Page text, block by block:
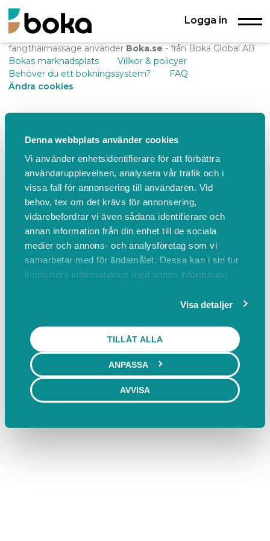
Denna webbplats använder cookies
Vi använder enhetsidentifierare för att förbättra
användarupplevelsen, analysera vår trafik och i
vissa fall för annonsering till användaren. Vid
behov, tex om det krävs för annonsering,
vidarebefordrar vi även sådana identifierare och
annan information från din enhet till de sociala
medier och annons- och analysföretag som vi
samarbetar med för ändamålet. Dessa kan i sin tur
kombinera informationen med annan information
Visa detaljer
TILLÅT ALLA
ANPASSA
AVVISA
Logga in
fangthaimassage använder Boka.se - från Boka Global AB
Bokas marknadsplats
Villkor & policyer
Behöver du ett bokningssystem?
FAQ
Ändra cookies